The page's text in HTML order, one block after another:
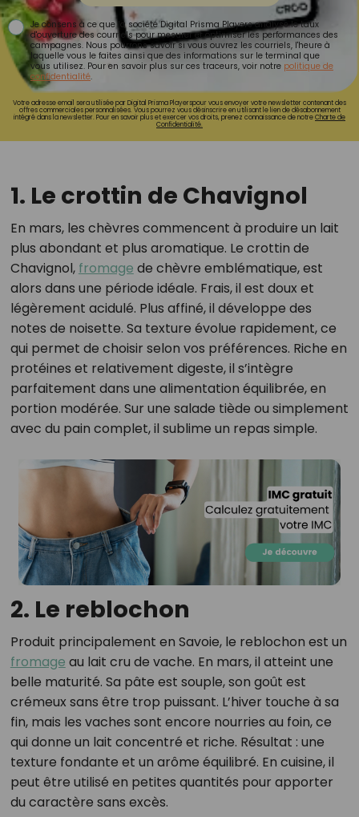
Je consens à ce que la société Digital Prisma Players analyse le taux
d'ouverture des courriels pour mesurer et optimiser les performances des
campagnes. Nous pourrons savoir si vous ouvrez les courriels, l'heure à
laquelle vous le faites ainsi que des informations sur le terminal que
vous utilisez. Pour en savoir plus sur ces traceurs, voir notre politique de
confidentialité.
Votre adresse email sera utilisée par Digital Prisma Playerspour vous envoyer votre newsletter contenant des
offres commerciales personnalisées. Vous pourrez vous désinscrire en utilisant le lien de désabonnement
intégré dans la newsletter. Pour en savoir plus et exercer vos droits, prenez connaissance de notreCharte de
Confidentialité.
1. Le crottin de Chavignol
En mars, les chèvres commencent à produire un lait
plus abondant et plus aromatique. Le crottin de
Chavignol, fromage de chèvre emblématique, est
alors dans une période idéale. Frais, il est doux et
légèrement acidulé. Plus affiné, il développe des
notes de noisette. Sa texture évolue rapidement, ce
qui permet de choisir selon vos préférences. Riche en
protéines et relativement digeste, il s’intègre
parfaitement dans une alimentation équilibrée, en
portion modérée. Sur une salade tiède ou simplement
avec du pain complet, il sublime un repas simple.
2. Le reblochon
Produit principalement en Savoie, le reblochon est un
fromage au lait cru de vache. En mars, il atteint une
belle maturité. Sa pâte est souple, son goût est
crémeux sans être trop puissant. L’hiver touche à sa
fin, mais les vaches sont encore nourries au foin, ce
qui donne un lait concentré et riche. Résultat : une
texture fondante et un arôme équilibré. En cuisine, il
peut être utilisé en petites quantités pour apporter
du caractère sans excès.